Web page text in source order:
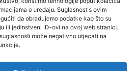
o uređaju. Suglasnost s ovim
da obrađujemo podatke kao što su
ili jedinstveni ID-ovi na ovoj web stranici.
može negativno utjecati na